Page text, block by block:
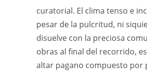
curatorial. El clima tenso e
pesar de la pulcritud, ni
disuelve con la preciosa
obras al final del recorrido,
altar pagano compuesto por